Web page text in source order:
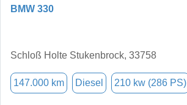
BMW 330
Schloß Holte Stukenbrock, 33758
147.000 km Diesel 210 kw (286 PS)